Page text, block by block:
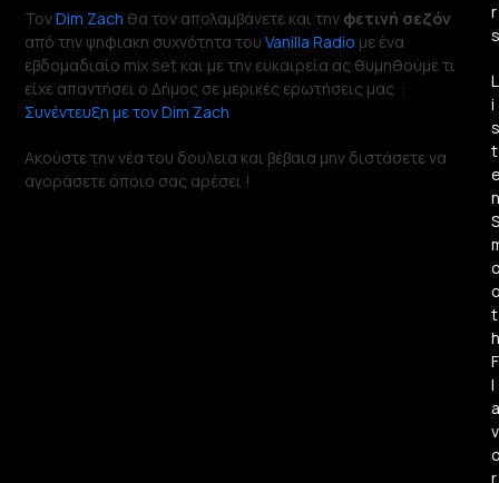
ΤονDim Zach θα τον απολαμβάνετε και την φετινή σεζόν
από την ψηφιακη συχνότητα τουVanilla Radio με ένα
εβδομαδιαίο mix set και με την ευκαιρεία ας θυμηθούμε τι
είχε απαντήσει ο Δήμος σε μερικές ερωτήσεις μας :
Συνέντευξη με τον Dim Zach
Ακούστε την νέα του δουλεια και βέβαια μην διστάσετε να
αγοράσετε όποιο σας αρέσει !
r
s
L
i
s
t
n
S
t
h
F
l
a
v
r